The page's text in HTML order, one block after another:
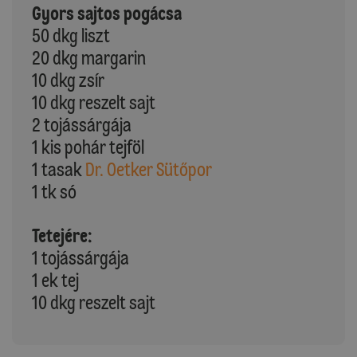
Gyors sajtos pogácsa
50 dkg liszt
20 dkg margarin
10 dkg zsír
10 dkg reszelt sajt
2 tojássárgája
1 kis pohár tejföl
1 tasak Dr. Oetker Sütőpor
1 tk só
Tetejére:
1 tojássárgája
1 ek tej
10 dkg reszelt sajt